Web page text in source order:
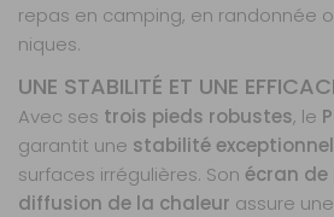
repas en camping, en randonnée
niques.
UNE STABILITÉ ET UNE
Avec ses trois pieds robustes, le
garantit une stabilité
surfaces irrégulières. Son écran
diffusion de la chaleur assure